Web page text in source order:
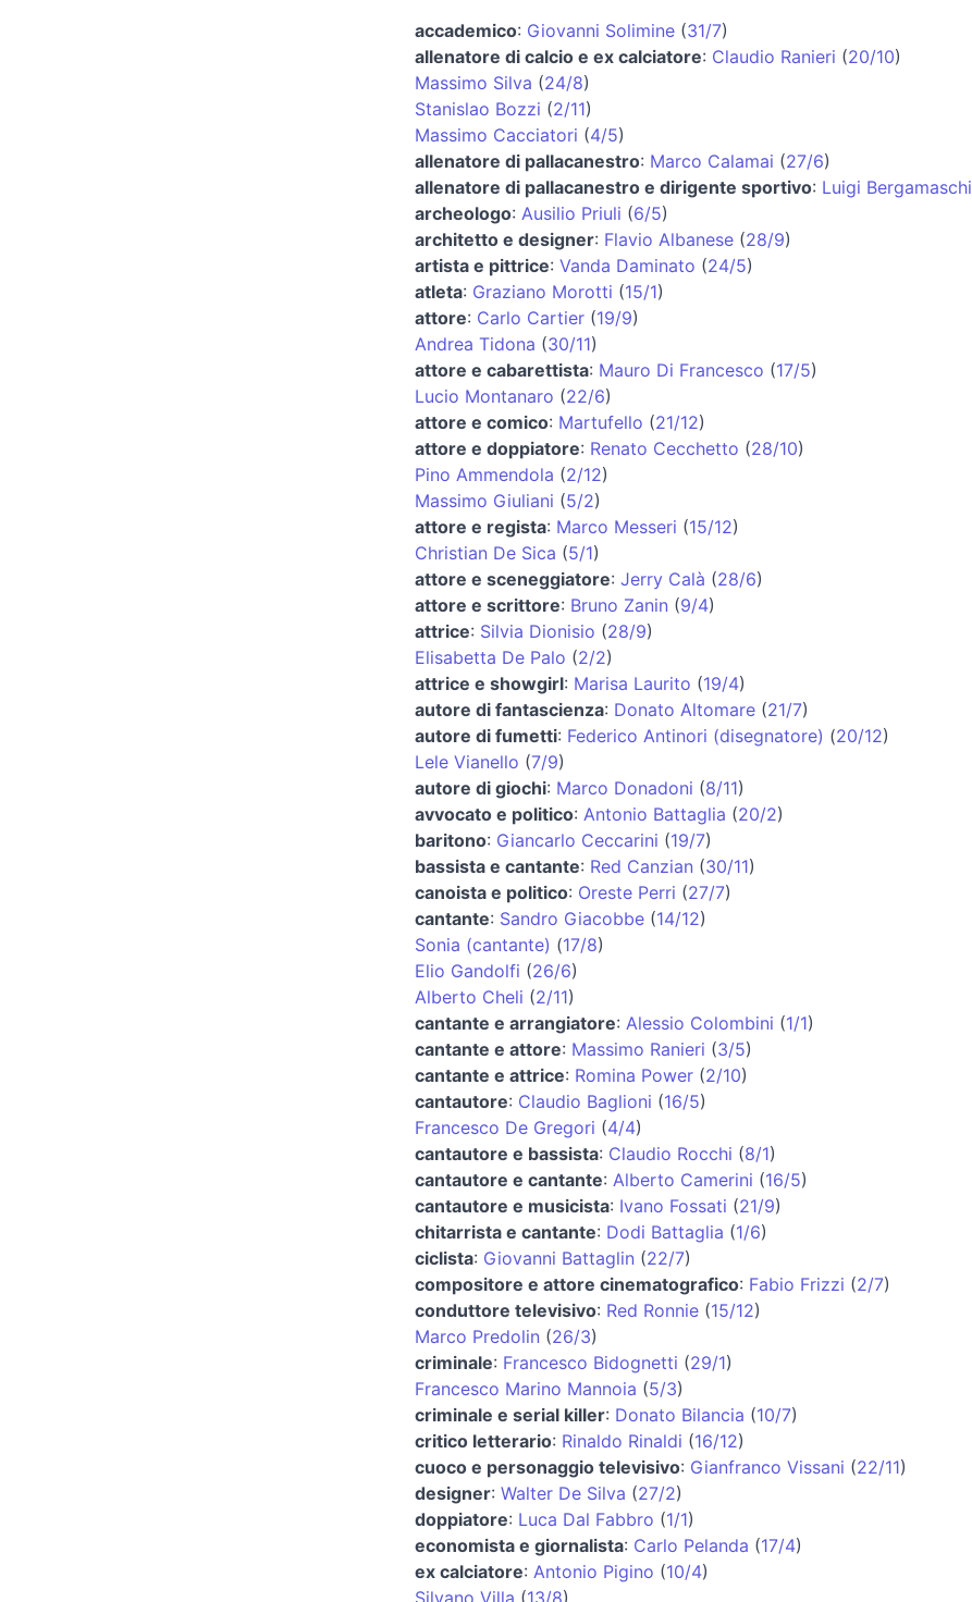
accademico: Giovanni Solimine(31/7)
allenatore di calcio e ex calciatore: Claudio Ranieri (20/10)
Massimo Silva (24/8)
Stanislao Bozzi (2/11)
Massimo Cacciatori (4/5)
allenatore di pallacanestro: Marco Calamai (27/6)
allenatore di pallacanestro e dirigente sportivo: Luigi Bergamaschi
archeologo: Ausilio Priuli (6/5)
architetto e designer: Flavio Albanese(28/9)
artista e pittrice: Vanda Daminato (24/5)
atleta: Graziano Morotti (15/1)
attore: Carlo Cartier(19/9)
Andrea Tidona (30/11)
attore e cabarettista: Mauro Di Francesco (17/5)
Lucio Montanaro (22/6)
attore e comico: Martufello (21/12)
attore e doppiatore: Renato Cecchetto (28/10)
Pino Ammendola (2/12)
Massimo Giuliani (5/2)
attore e regista: Marco Messeri (15/12)
Christian De Sica (5/1)
attore e sceneggiatore: Jerry Calà (28/6)
attore e scrittore: Bruno Zanin (9/4)
attrice: Silvia Dionisio (28/9)
Elisabetta De Palo (2/2)
attrice e showgirl: Marisa Laurito (19/4)
autore di fantascienza: Donato Altomare(21/7)
autore di fumetti: Federico Antinori (disegnatore) (20/12)
Lele Vianello (7/9)
autore di giochi: Marco Donadoni (8/11)
avvocato e politico: Antonio Battaglia (20/2)
baritono: Giancarlo Ceccarini (19/7)
bassista e cantante: Red Canzian (30/11)
canoista e politico: Oreste Perri (27/7)
cantante: Sandro Giacobbe(14/12)
Sonia (cantante) (17/8)
Elio Gandolfi (26/6)
Alberto Cheli (2/11)
cantante e arrangiatore: Alessio Colombini (1/1)
cantante e attore: Massimo Ranieri (3/5)
cantante e attrice: Romina Power(2/10)
cantautore: Claudio Baglioni (16/5)
Francesco De Gregori (4/4)
cantautore e bassista: Claudio Rocchi (8/1)
cantautore e cantante: Alberto Camerini (16/5)
cantautore e musicista: Ivano Fossati (21/9)
chitarrista e cantante: Dodi Battaglia (1/6)
ciclista: Giovanni Battaglin (22/7)
compositore e attore cinematografico: Fabio Frizzi (2/7)
conduttore televisivo: Red Ronnie(15/12)
Marco Predolin (26/3)
criminale: Francesco Bidognetti (29/1)
Francesco Marino Mannoia (5/3)
criminale e serial killer: Donato Bilancia (10/7)
critico letterario: Rinaldo Rinaldi (16/12)
cuoco e personaggio televisivo: Gianfranco Vissani (22/11)
designer: Walter De Silva (27/2)
doppiatore: Luca Dal Fabbro (1/1)
economista e giornalista: Carlo Pelanda (17/4)
ex calciatore: Antonio Pigino (10/4)
Silvano Villa (13/8)